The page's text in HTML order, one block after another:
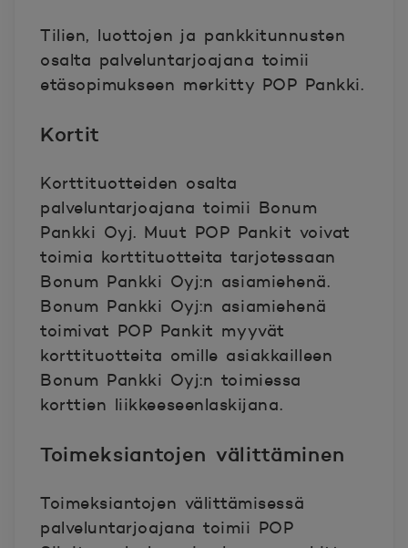
Tilien, luottojen ja pankkitunnusten
osalta palveluntarjoajana toimii
etäsopimukseen merkitty POP Pankki.
Kortit
Korttituotteiden osalta
palveluntarjoajana toimii Bonum
Pankki Oyj. Muut POP Pankit voivat
toimia korttituotteita tarjotessaan
Bonum Pankki Oyj:n asiamiehenä.
Bonum Pankki Oyj:n asiamiehenä
toimivat POP Pankit myyvät
korttituotteita omille asiakkailleen
Bonum Pankki Oyj:n toimiessa
korttien liikkeeseenlaskijana.
Toimeksiantojen välittäminen
Toimeksiantojen välittämisessä
palveluntarjoajana toimii POP